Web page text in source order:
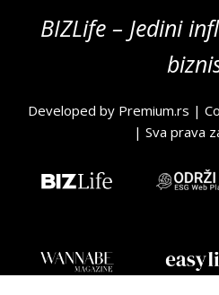
BIZLife – Jedini
Developed by Premium.rs |
| Sva prava